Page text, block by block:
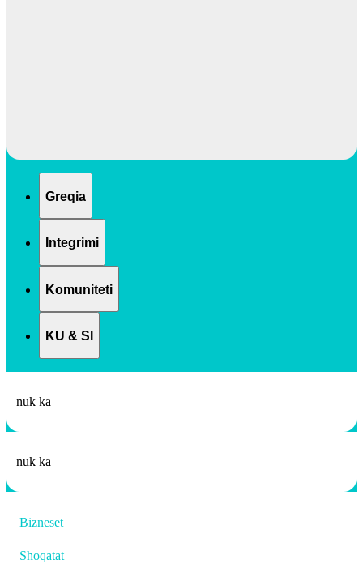
Greqia
Integrimi
Komuniteti
KU & SI
nuk ka
nuk ka
Bizneset
Shoqatat